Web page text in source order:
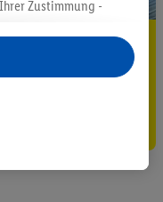
Zustimmung -
IAB TCF
Werbung
Werbung werden